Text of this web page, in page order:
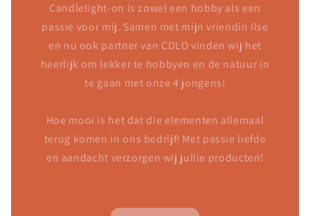
Candlelight-on is zowel een hobby als een
passie voor mij. Samen met mijn vriendin Ilse
en nu ook partner van CDLO vinden wij het
heerlijk om lekker te hobbyen en de natuur in
te gaan met onze 4 jongens!
Hoe mooi is het dat die elementen allemaal
terug komen in ons bedrijf! Met passie liefde
en aandacht verzorgen wij jullie producten!